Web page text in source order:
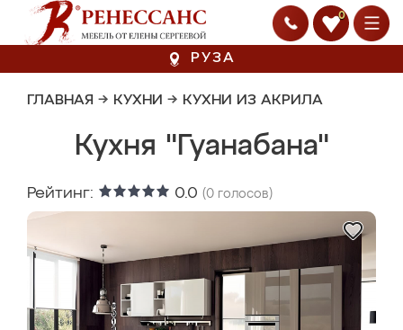
0
РУЗА
ГЛАВНАЯ → КУХНИ → КУХНИ ИЗ АКРИЛА
Кухня "Гуанабана"
Рейтинг: 0.0 (0 голосов)